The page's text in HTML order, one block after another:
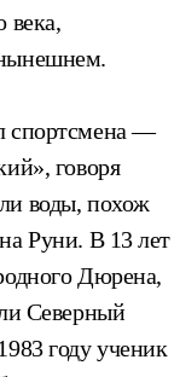
века,
спортсмена —
говоря
воды, похож
Руни. В 13 лет
Дюрена,
Северный
году ученик